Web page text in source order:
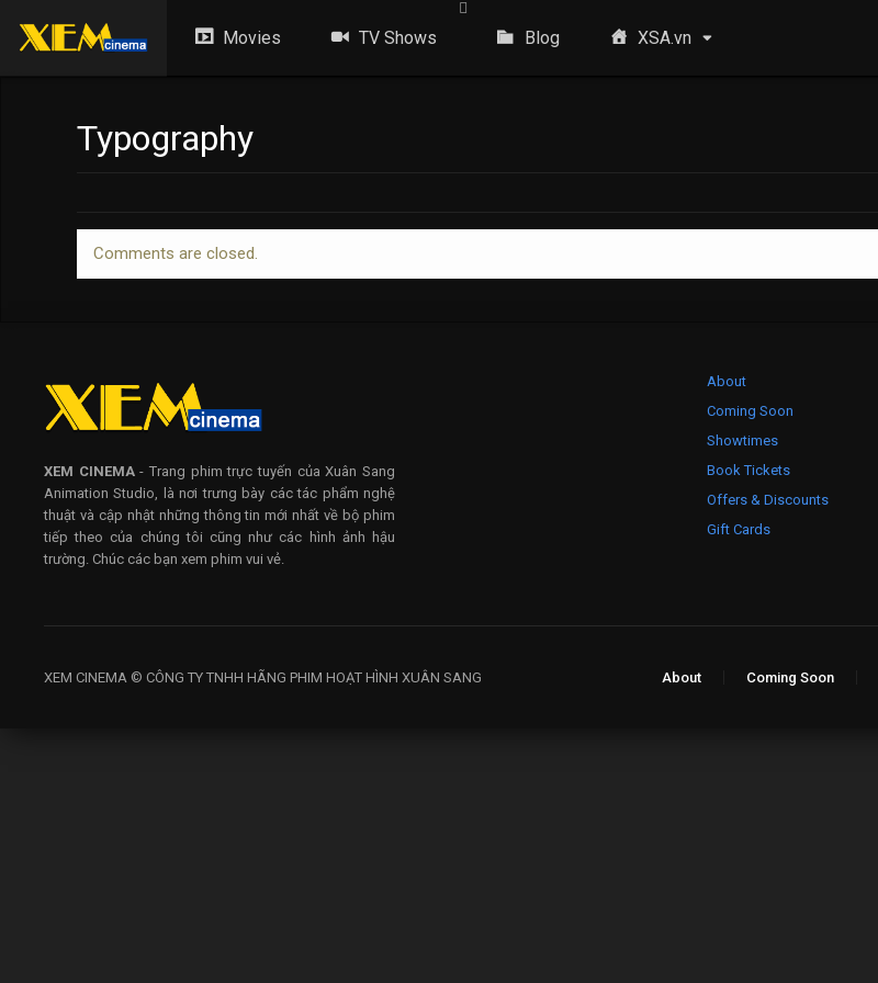
Movies TV Shows Blog XSA.vn
Typography
Comments are closed.
About
Coming Soon
Showtimes
Book Tickets
Offers & Discounts
Gift Cards
XEM CINEMA- Trang phim trực tuyến của Xuân Sang
Animation Studio, là nơi trưng bày các tác phẩm nghệ
thuật và cập nhật những thông tin mới nhất về bộ phim
tiếp theo của chúng tôi cũng như các hình ảnh hậu
trường. Chúc các bạn xem phim vui vẻ.
XEM CINEMA © CÔNG TY TNHH HÃNG PHIM HOẠT HÌNH XUÂN SANG About Coming Soon